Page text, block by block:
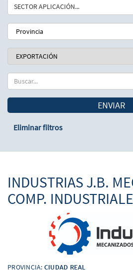
SECTOR APLICACIÓN...
ENVIAR
Eliminar filtros
INDUSTRIAS J.B.
COMP.
PROVINCIA: CIUDAD REAL